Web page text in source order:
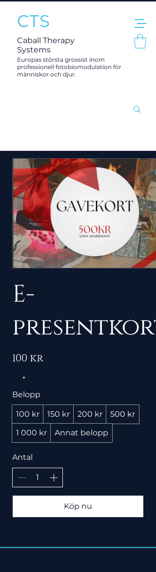
CTS
Caball Therapy
Systems
Europas största grossist inom
professionell fotobiomodulation för
människor och djur.
E-
presentkort
100 kr
Belopp
100 kr 150 kr 200 kr
500 kr
1 000 kr
Annat belopp
Antal
Köp nu